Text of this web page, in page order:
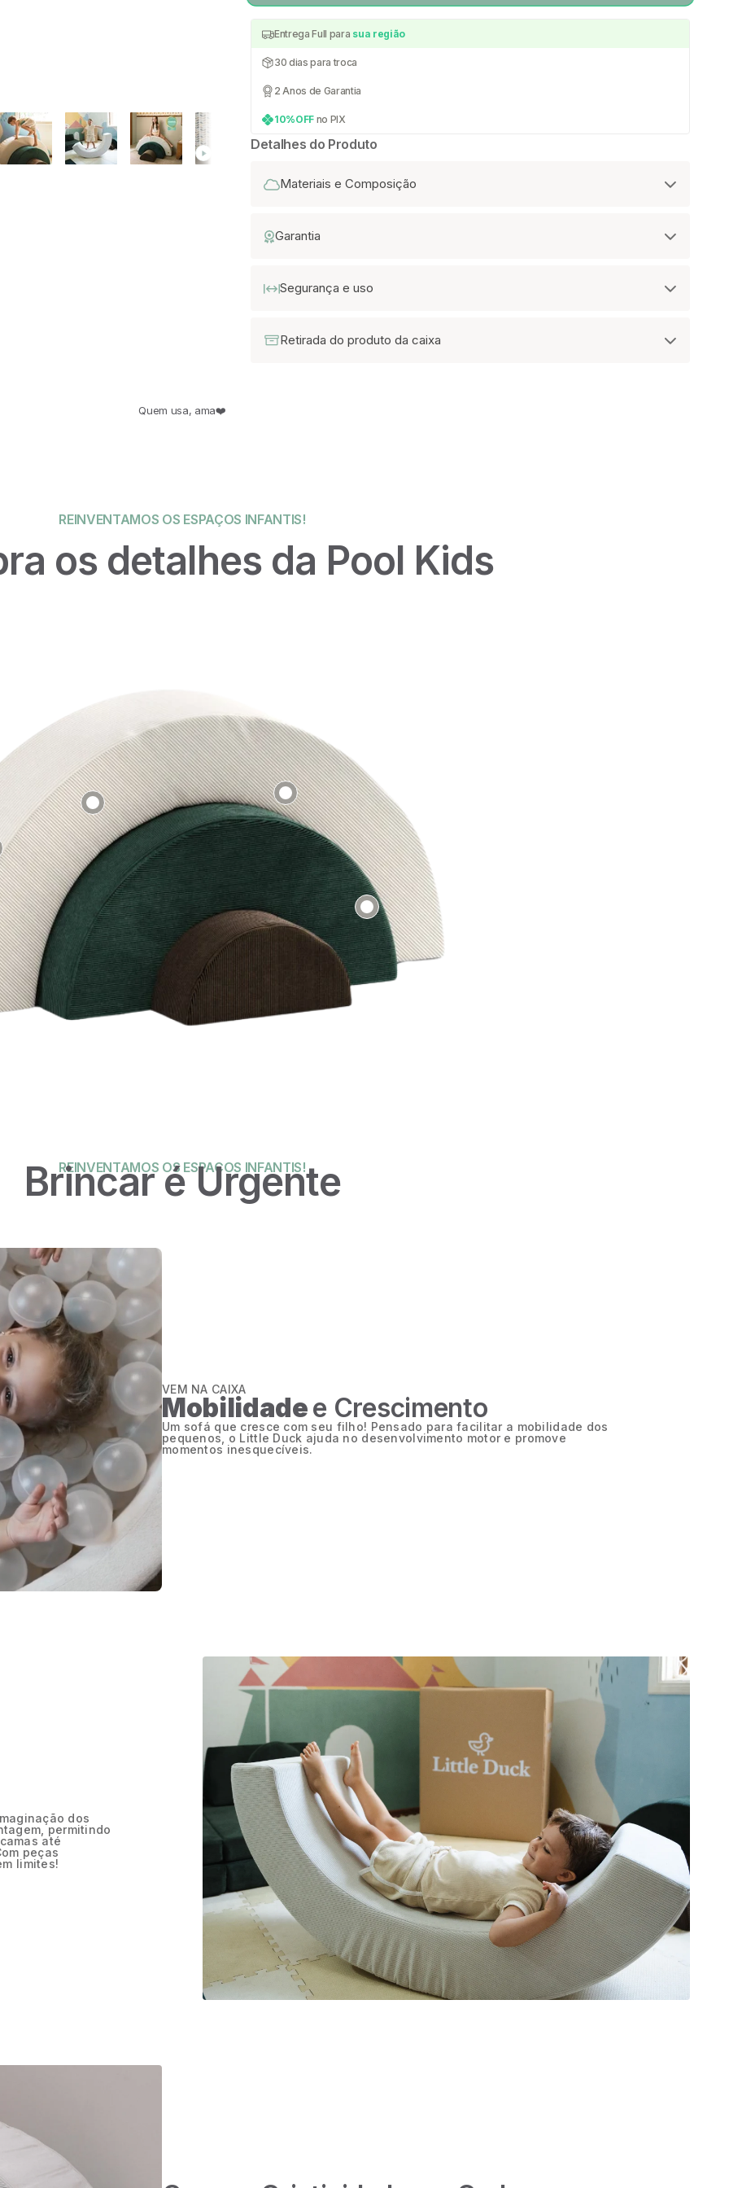
Entrega Full para sua região
30 dias para troca
2 Anos de Garantia
10%OFF no PIX
Detalhes do Produto
Materiais e Composição
Garantia
Segurança e uso
Retirada do produto da caixa
Quem usa, ama❤️
REINVENTAMOS OS ESPAÇOS INFANTIS!
os detalhes da Pool Kids
Tecidos:
Boucle
REINVENTAMOS OS ESPAÇOS INFANTIS!
Brincar é Urgente
VEM NA CAIXA
Mobilidadee Crescimento
Um sofá que cresce com seu filho! Pensado para facilitar a mobilidade dos
pequenos, o Little Duck ajuda no desenvolvimento motor e promove
momentos inesquecíveis.
dos
permitindo
até
peças
limites!